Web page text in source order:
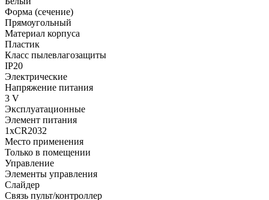
Форма (сечение)
Прямоугольный
Материал корпуса
Пластик
Класс пылевлагозащиты
IP20
Электрические
Напряжение питания
3 V
Эксплуатационные
Элемент питания
1xCR2032
Место применения
Только в помещении
Управление
Элементы управления
Слайдер
Связь пульт/контроллер